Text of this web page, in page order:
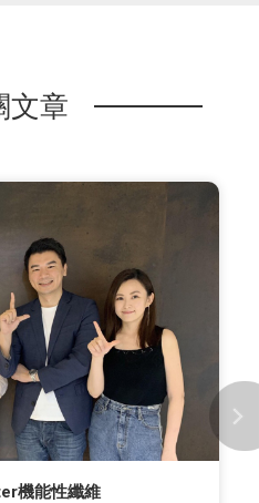
文章
機能性纖維